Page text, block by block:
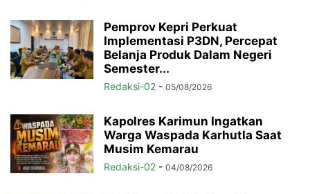
Pemprov Kepri Perkuat
Implementasi P3DN, Percepat
Belanja Produk Dalam Negeri
Semester...
Redaksi-02 - 05/08/2026
Kapolres Karimun Ingatkan
Warga Waspada Karhutla Saat
Musim Kemarau
Redaksi-02 - 04/08/2026